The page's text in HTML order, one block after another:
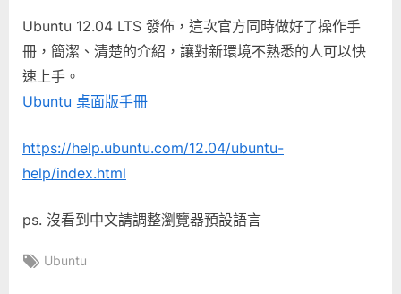
大
小。
型
大
12.04
手
Ubuntu 12.04 LTS 發佈，這次官方同時做好了操作手
冊，簡潔、清楚的介紹，讓對新環境不熟悉的人可以快
速上手。
Ubuntu 桌面版手冊
https://help.ubuntu.com/12.04/ubuntu-
help/index.html
ps. 沒看到中文請調整瀏覽器預設語言
Tags:
Ubuntu